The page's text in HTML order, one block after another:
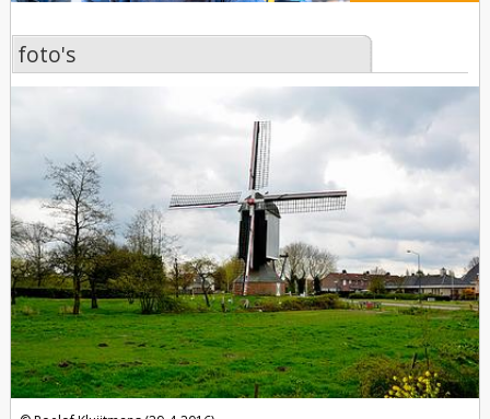
foto's